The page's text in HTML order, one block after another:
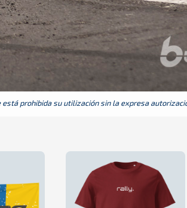
prohibida su utilización sin la expresa